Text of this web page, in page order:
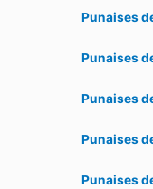
Punaises
Punaises
Punaises
Punaises
Punaises